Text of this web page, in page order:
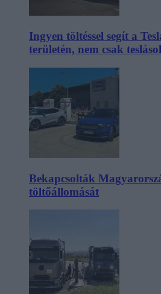
Ingyen töltéssel segít a
területén, nem csak
Bekapcsolták
töltőállomását